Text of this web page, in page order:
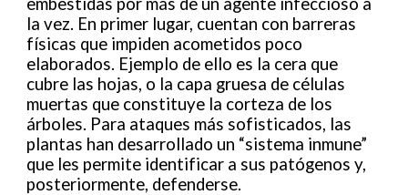
la vez. En primer lugar, cuentan con barreras
físicas que impiden acometidos poco
elaborados. Ejemplo de ello es la cera que
cubre las hojas, o la capa gruesa de células
muertas que constituye la corteza de los
árboles. Para ataques más sofisticados, las
plantas han desarrollado un “sistema inmune”
que les permite identificar a sus patógenos y,
posteriormente, defenderse.